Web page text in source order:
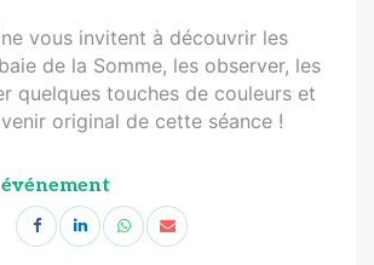
vous invitent à découvrir les
de la Somme, les observer, les
quelques touches de couleurs et
original de cette séance !